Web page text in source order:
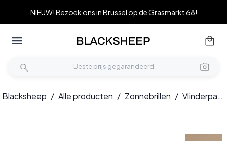
NIEUW! Bezoek ons in Brussel op de Grasmarkt 68!
Blacksheep / Alle producten / Zonnebrillen / Vlinderpaarse acetaat zonnebril #BS2012-1399